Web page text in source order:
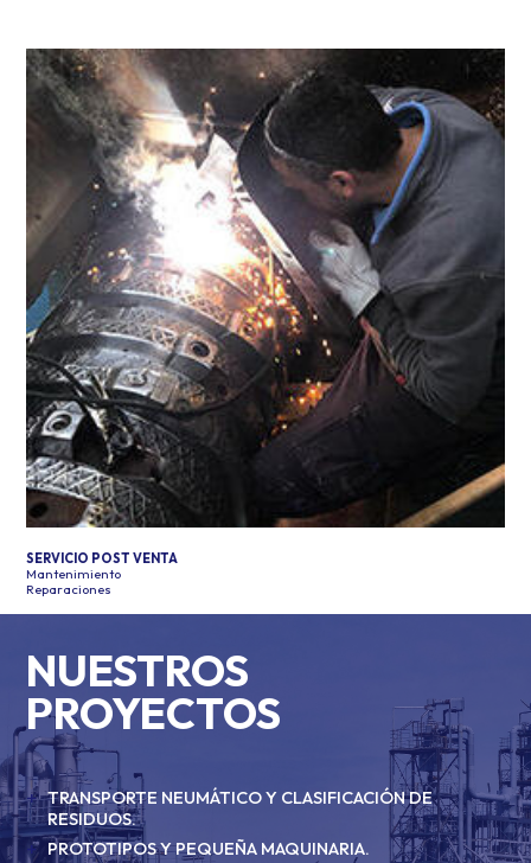
SERVICIO POST VENTA
Mantenimiento
Reparaciones
NUESTROS
PROYECTOS
TRANSPORTE NEUMÁTICO Y CLASIFICACIÓN DE
RESIDUOS.
PROTOTIPOS Y PEQUEÑA MAQUINARIA.